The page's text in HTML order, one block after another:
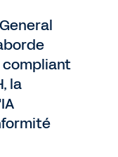
compliant
la